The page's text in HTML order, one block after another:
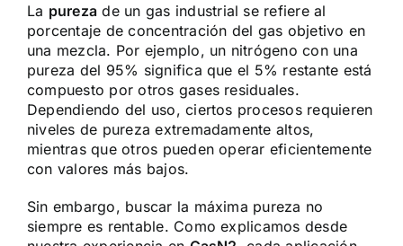
La pureza de un gas industrial se refiere al
porcentaje de concentración del gas objetivo en
una mezcla. Por ejemplo, un nitrógeno con una
pureza del 95% significa que el 5% restante está
compuesto por otros gases residuales.
Dependiendo del uso, ciertos procesos requieren
niveles de pureza extremadamente altos,
mientras que otros pueden operar eficientemente
con valores más bajos.
Sin embargo, buscar la máxima pureza no
siempre es rentable. Como explicamos desde